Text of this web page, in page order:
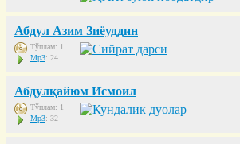
Абдул Азим Зиёуддин
Тўплам: 1
Mp3: 24
Абдулқайюм Исмоил
Тўплам: 1
Mp3: 32